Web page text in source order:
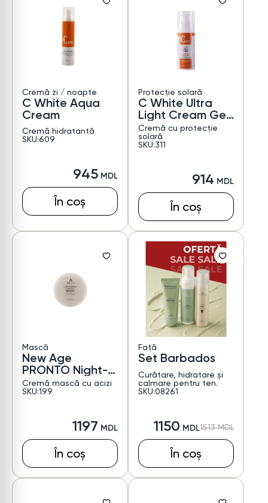
Cremă zi / noapte
C White Aqua
Cream
Cremă hidratantă
SKU:609
945
În coș
Protecție solară
C White Ultra
Light Cream Gel
SPF 50
Cremă cu protecție
solară
SKU:311
914
În coș
Mască
New Age
PRONTO Night-
time Renewal
Cream-Mask
Cremă mască cu acizi
SKU:199
1197
În coș
Față
Set Barbados
Curățare, hidratare și
calmare pentru ten.
SKU:08261
1513
1150
În coș